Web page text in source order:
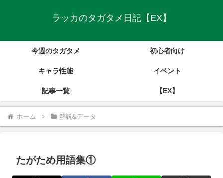
ラッカのタガタメ日記【EX】
今週のタガタメ 初心者向け
キャラ性能 イベント
記事一覧 【EX】
ホーム 解説&データ
たがため用語集①